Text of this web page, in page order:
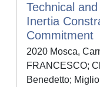
Technical
Inertia
Commitment
2020 Mosca,
FRANCESCO;
Benedetto;